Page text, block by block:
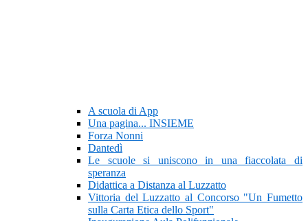
A scuola di App
Una pagina... INSIEME
Forza Nonni
Dantedì
Le scuole si uniscono in una fiaccolata di
speranza
Didattica a Distanza al Luzzatto
Vittoria del Luzzatto al Concorso "Un Fumetto
sulla Carta Etica dello Sport"